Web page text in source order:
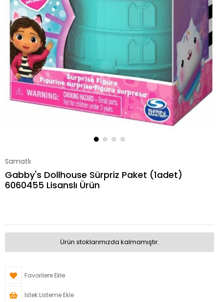
Samatlı
Gabby's Dollhouse Sürpriz Paket (1adet)
6060455 Lisanslı Ürün
Ürün stoklarımızda kalmamıştır.
Favorilere Ekle
İstek Listeme Ekle